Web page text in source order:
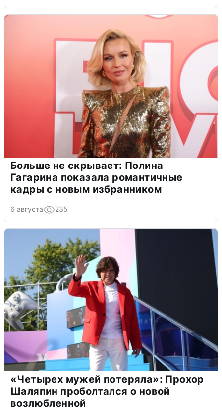
Больше не скрывает: Полина
Гагарина показала романтичные
кадры с новым избранником
6 августа 235
«Четырех мужей потеряла»: Прохор
Шаляпин проболтался о новой
возлюбленной